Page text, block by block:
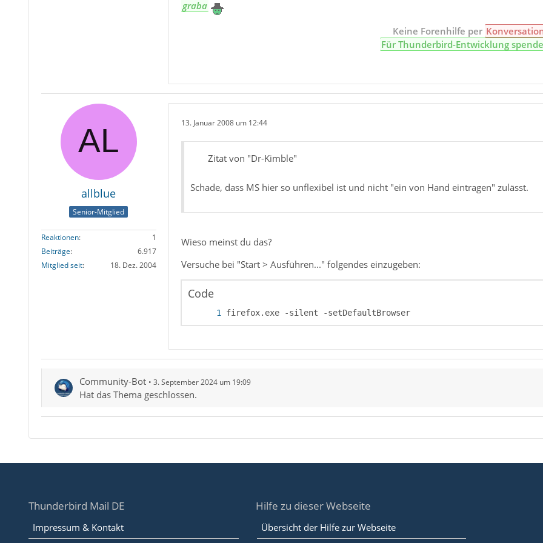
graba
Keine Forenhilfe per
Für Thunderbird-Entwicklung
allblue
Senior-Mitglied
Reaktionen
1
Beiträge
6.917
Mitglied seit
18. Dez. 2004
13. Januar 2008 um 12:44
Zitat von "Dr-Kimble"
Schade, dass MS hier so unflexibel ist und nicht "ein von Hand eintragen" zulässt.
Wieso meinst du das?
Versuche bei "Start > Ausführen..." folgendes einzugeben:
Code
firefox.exe -silent -setDefaultBrowser
Community-Bot 3. September 2024 um 19:09
Hat das Thema geschlossen.
Thunderbird Mail DE
Impressum & Kontakt
Hilfe zu dieser Webseite
Übersicht der Hilfe zur Webseite